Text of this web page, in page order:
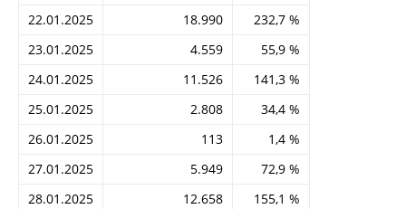
22.01.2025
18.990
232,7 %
23.01.2025
4.559
55,9 %
24.01.2025
11.526
141,3 %
25.01.2025
2.808
34,4 %
26.01.2025
113
1,4 %
27.01.2025
5.949
72,9 %
28.01.2025
12.658
155,1 %